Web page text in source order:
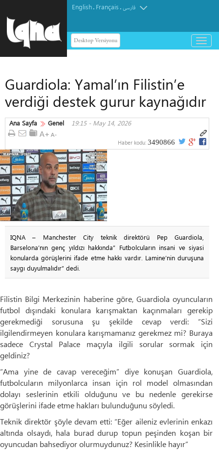
English. Français.فارسی
Desktop Versiyonu
باز
و
Guardiola: Yamal’ın Filistin’e
verdiği destek gurur kaynağıdır
Ana Sayfa Genel 19:15 - May 14, 2026
Haber kodu: 3490866
IQNA – Manchester City teknik direktörü Pep Guardiola,
Barselona’nın genç yıldızı hakkında” Futbolcuların insani ve siyasi
konularda görüşlerini ifade etme hakkı vardır. Lamine’nin duruşuna
saygı duyulmalıdır” dedi.
Filistin Bilgi Merkezinin haberine göre, Guardiola oyuncuların
futbol dışındaki konulara karışmaktan kaçınmaları gerekip
gerekmediği sorusuna şu şekilde cevap verdi: “Sizi
ilgilendirmeyen konulara karışmamanız gerekmez mi? Buraya
sadece Crystal Palace maçıyla ilgili sorular sormak için
geldiniz?
“Ama yine de cavap vereceğim” diye konuşan Guardiola,
futbolcuların milyonlarca insan için rol model olmasından
dolayı seslerinin etkili olduğunu ve bu nedenle gerekirse
görüşlerini ifade etme hakları bulunduğunu söyledi.
Teknik direktör şöyle devam etti: “Eğer aileniz evlerinin enkazı
altında olsaydı, hala burad durup topun peşinden koşan bir
oyuncudan bahsediyor olurmuydunuz? Kesinlikle hayır”